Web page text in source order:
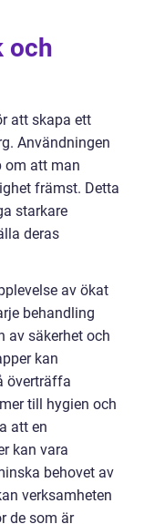
och
att skapa ett
Användningen
om att man
främst. Detta
starkare
deras
av ökat
behandling
av säkerhet och
kan
överträffa
till hygien och
att en
kan vara
behovet av
verksamheten
de som är